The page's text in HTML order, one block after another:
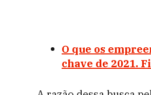
O que os
chave de 2021.